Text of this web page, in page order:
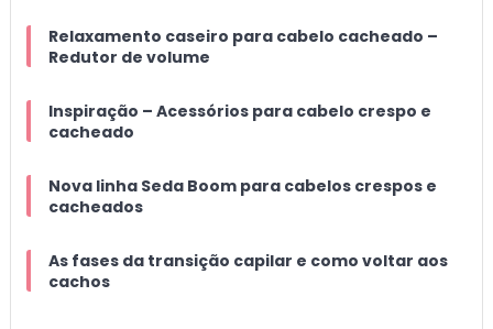
Relaxamento caseiro para cabelo cacheado –
Redutor de volume
Inspiração – Acessórios para cabelo crespo e
cacheado
Nova linha Seda Boom para cabelos crespos e
cacheados
As fases da transição capilar e como voltar aos
cachos